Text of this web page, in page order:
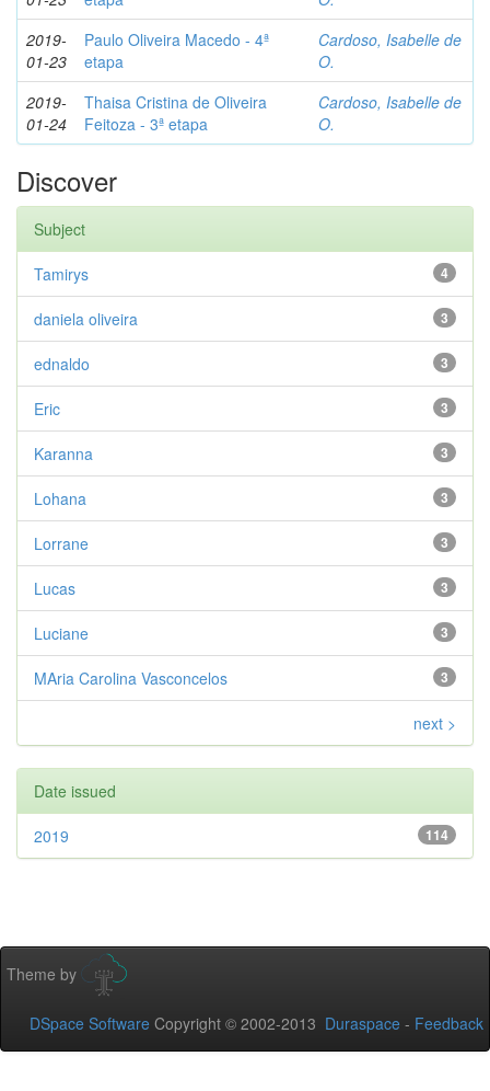
2019-
01-23
Paulo Oliveira Macedo - 4ª
etapa
Cardoso, Isabelle de
O.
2019-
01-24
Thaisa Cristina de Oliveira
Feitoza - 3ª etapa
Cardoso, Isabelle de
O.
Discover
Subject
4
Tamirys
3
daniela oliveira
3
ednaldo
3
Eric
3
Karanna
3
Lohana
3
Lorrane
3
Lucas
3
Luciane
3
MAria Carolina Vasconcelos
next >
Date issued
114
2019
Theme by
DSpace Software Copyright © 2002-2013 Duraspace - Feedback